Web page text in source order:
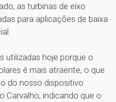
as turbinas de eixo
para aplicações de baixa
utilizadas hoje porque o
é mais atraente, o que
do nosso dispositivo
Carvalho, indicando que o